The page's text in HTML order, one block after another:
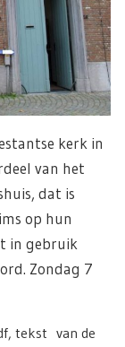
kerk in
van het
dat is
op hun
in gebruik
Zondag 7
tekst van de